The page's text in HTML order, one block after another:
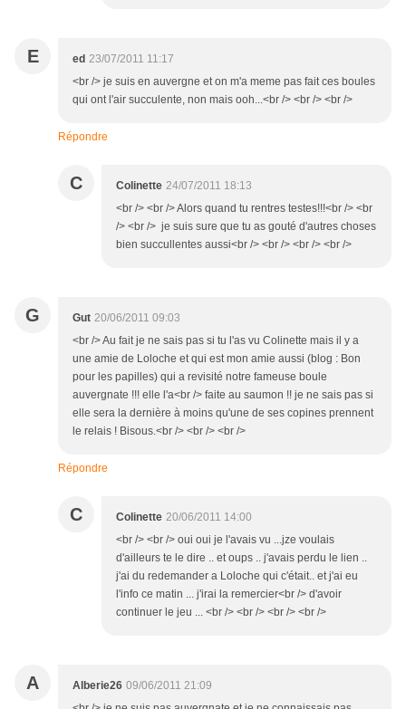
E ed 23/07/2011 11:17
<br /> je suis en auvergne et on m'a meme pas fait ces boules
qui ont l'air succulente, non mais ooh...<br /> <br /> <br />
Répondre
C Colinette 24/07/2011 18:13
<br /> <br /> Alors quand tu rentres testes!!!<br /> <br
/> <br /> je suis sure que tu as gouté d'autres choses
bien succullentes aussi<br /> <br /> <br /> <br />
G Gut 20/06/2011 09:03
<br /> Au fait je ne sais pas si tu l'as vu Colinette mais il y a
une amie de Loloche et qui est mon amie aussi (blog : Bon
pour les papilles) qui a revisité notre fameuse boule
auvergnate !!! elle l'a<br /> faite au saumon !! je ne sais pas si
elle sera la dernière à moins qu'une de ses copines prennent
le relais ! Bisous.<br /> <br /> <br />
Répondre
C Colinette 20/06/2011 14:00
<br /> <br /> oui oui je l'avais vu ...jze voulais
d'ailleurs te le dire .. et oups .. j'avais perdu le lien ..
j'ai du redemander a Loloche qui c'était.. et j'ai eu
l'info ce matin ... j'irai la remercier<br /> d'avoir
continuer le jeu ... <br /> <br /> <br /> <br />
A Alberie26 09/06/2011 21:09